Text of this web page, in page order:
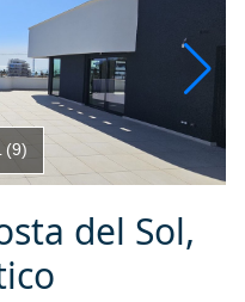
(9)
del Sol,